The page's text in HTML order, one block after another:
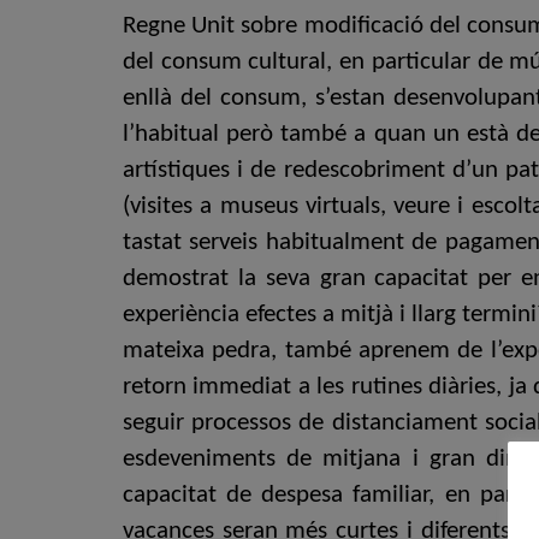
Regne Unit sobre modificació del
del consum cultural, en particular de
enllà del consum, s’estan
l’habitual però també a quan un està
artístiques i de redescobriment d’un
(visites a museus virtuals, veure i
tastat serveis habitualment de
demostrat la seva gran capacitat per
experiència efectes a mitjà i llarg
mateixa pedra, també aprenem de
retorn immediat a les rutines diàries,
seguir processos de distanciament
esdeveniments de mitjana i gran
capacitat de despesa familiar, en
vacances seran més curtes i diferents